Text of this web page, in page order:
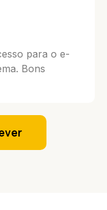
para o e-
Bons